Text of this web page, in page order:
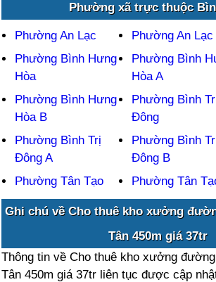
Phường xã trực thuộc
Phường An Lạc
Phường An Lạc
Phường Bình Hưng
Hòa
Phường Bình
Hòa A
Phường Bình Hưng
Hòa B
Phường Bình
Đông
Phường Bình Trị
Đông A
Phường Bình
Đông B
Phường Tân Tạo
Phường Tân
Ghi chú về Cho thuê kho xưởng
Tân 450m giá 37tr
Thông tin về Cho thuê kho xưởng
Tân 450m giá 37tr liên tục được cập